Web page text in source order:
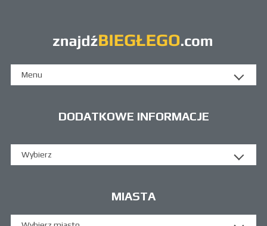
Menu
DODATKOWE INFORMACJE
Wybierz
MIASTA